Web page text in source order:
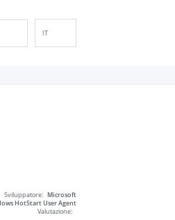
IT
NN
Sviluppatore: Microsoft
HotStart User Agent
Valutazione: